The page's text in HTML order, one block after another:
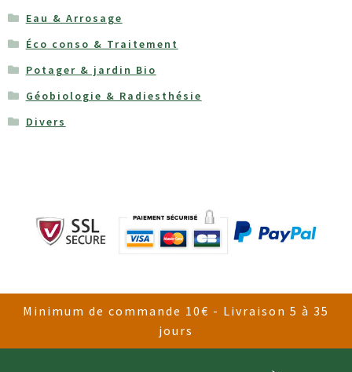
Eau & Arrosage
Éco conso & Traitement
Potager & jardin Bio
Géobiologie & Radiesthésie
Divers
Minimum de commande 10€ - Livraison 5 à 35
jours